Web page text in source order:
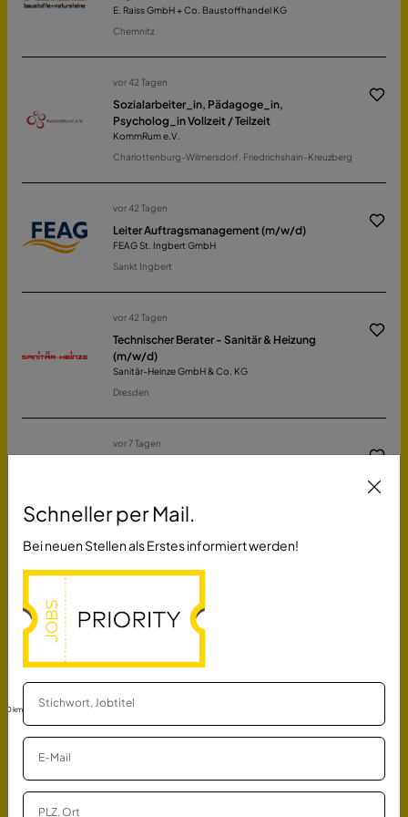
E. Raiss GmbH + Co. Baustoffhandel KG
Chemnitz
vor 42 Tagen
Sozialarbeiter_in, Pädagoge_in,
Psycholog_in Vollzeit / Teilzeit
KommRum e.V.
Charlottenburg-Wilmersdorf, Friedrichshain-Kreuzberg
vor 42 Tagen
Leiter Auftragsmanagement (m/w/d)
FEAG St. Ingbert GmbH
Sankt Ingbert
vor 42 Tagen
Technischer Berater - Sanitär & Heizung
(m/w/d)
Sanitär-Heinze GmbH & Co. KG
Dresden
vor 7 Tagen
vor 7 Tagen
Erzieher/in in einer Jugendfreizeiteinrichtung
Bezirksamt Steglitz-Zehlendorf von Berlin
Berlin
Ingenieur / Techniker / Meister / Technischer
Elektro
Schneller per Mail.
Bei neuen Stellen als Erstes informiert werden!
30 km